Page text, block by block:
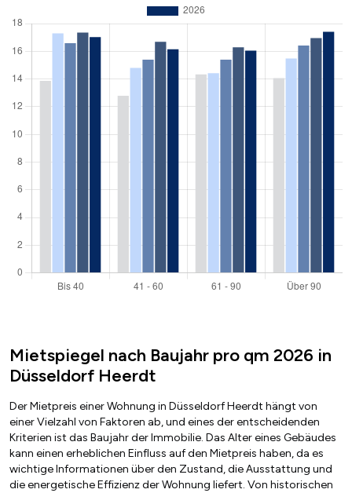
Mietspiegel nach Baujahr pro qm 2026 in
Düsseldorf Heerdt
Der Mietpreis einer Wohnung in Düsseldorf Heerdt hängt von
einer Vielzahl von Faktoren ab, und eines der entscheidenden
Kriterien ist das Baujahr der Immobilie. Das Alter eines Gebäudes
kann einen erheblichen Einfluss auf den Mietpreis haben, da es
wichtige Informationen über den Zustand, die Ausstattung und
die energetische Effizienz der Wohnung liefert. Von historischen